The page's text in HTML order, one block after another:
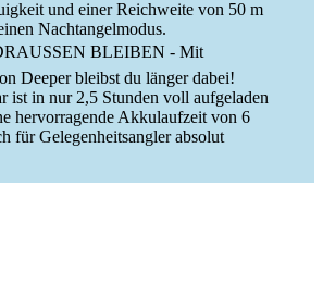
und einer Reichweite von 50 m
Nachtangelmodus.
BLEIBEN - Mit
Deeper bleibst du länger dabei!
ist in nur 2,5 Stunden voll aufgeladen
hervorragende Akkulaufzeit von 6
für Gelegenheitsangler absolut